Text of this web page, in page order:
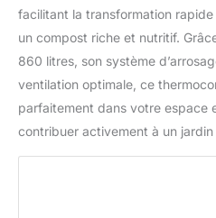
facilitant la transformation
un compost riche et nutritif.
860 litres, son système
ventilation optimale, ce
parfaitement dans votre espace
contribuer activement à un